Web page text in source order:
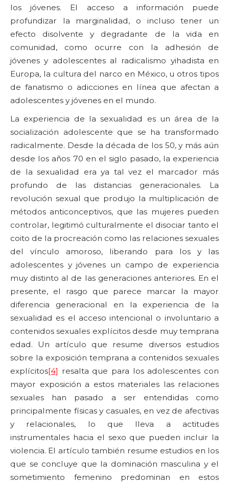
los jóvenes. El acceso a información puede
profundizar la marginalidad, o incluso tener un
efecto disolvente y degradante de la vida en
comunidad, como ocurre con la adhesión de
jóvenes y adolescentes al radicalismo yihadista en
Europa, la cultura del narco en México, u otros tipos
de fanatismo o adicciones en línea que afectan a
adolescentes y jóvenes en el mundo.
La experiencia de la sexualidad es un área de la
socialización adolescente que se ha transformado
radicalmente. Desde la década de los 50, y más aún
desde los años 70 en el siglo pasado, la experiencia
de la sexualidad era ya tal vez el marcador más
profundo de las distancias generacionales. La
revolución sexual que produjo la multiplicación de
métodos anticonceptivos, que las mujeres pueden
controlar, legitimó culturalmente el disociar tanto el
coito de la procreación como las relaciones sexuales
del vínculo amoroso, liberando para los y las
adolescentes y jóvenes un campo de experiencia
muy distinto al de las generaciones anteriores. En el
presente, el rasgo que parece marcar la mayor
diferencia generacional en la experiencia de la
sexualidad es el acceso intencional o involuntario a
contenidos sexuales explícitos desde muy temprana
edad. Un artículo que resume diversos estudios
sobre la exposición temprana a contenidos sexuales
explícitos[4] resalta que para los adolescentes con
mayor exposición a estos materiales las relaciones
sexuales han pasado a ser entendidas como
principalmente físicas y casuales, en vez de afectivas
y relacionales, lo que lleva a actitudes
instrumentales hacia el sexo que pueden incluir la
violencia. El artículo también resume estudios en los
que se concluye que la dominación masculina y el
sometimiento femenino predominan en estos